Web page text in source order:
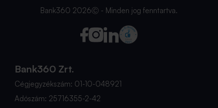
Bank360 2026Ⓒ - Minden jog fenntartva.
Bank360 Zrt.
Cégjegyzékszám: 01-10-048921
Adószám: 25716355-2-42